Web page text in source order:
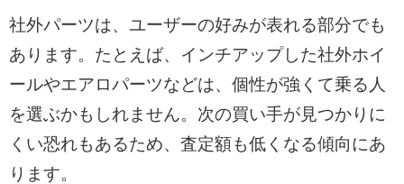
社外パーツは、ユーザーの好みが表れる部分でも
あります。たとえば、インチアップした社外ホイ
ールやエアロパーツなどは、個性が強くて乗る人
を選ぶかもしれません。次の買い手が見つかりに
くい恐れもあるため、査定額も低くなる傾向にあ
ります。